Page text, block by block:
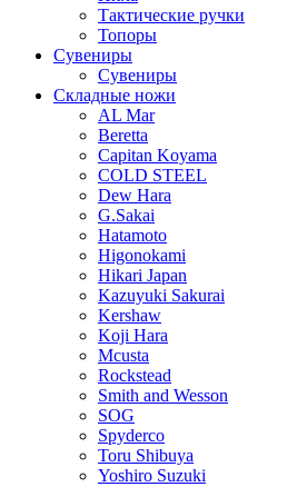
Тактические ручки
Топоры
Сувениры
Сувениры
Складные ножи
AL Mar
Beretta
Capitan Koyama
COLD STEEL
Dew Hara
G.Sakai
Hatamoto
Higonokami
Hikari Japan
Kazuyuki Sakurai
Kershaw
Koji Hara
Mcusta
Rockstead
Smith and Wesson
SOG
Spyderco
Toru Shibuya
Yoshiro Suzuki